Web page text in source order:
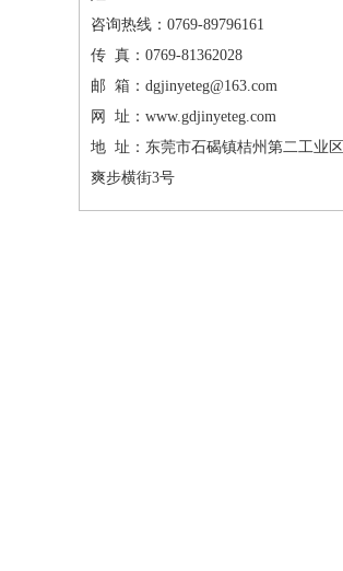
咨询热线：0769-89796161
传 真：0769-81362028
邮 箱：dgjinyeteg@163.com
网 址：www.gdjinyeteg.com
地 址：东莞市石碣镇桔州第二工业区
爽步横街3号